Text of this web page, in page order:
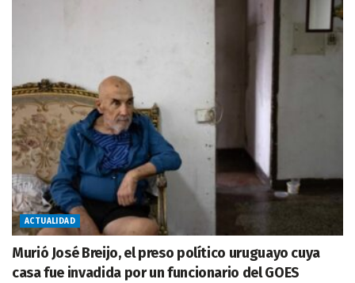
ACTUALIDAD
Murió José Breijo, el preso político uruguayo cuya
casa fue invadida por un funcionario del GOES